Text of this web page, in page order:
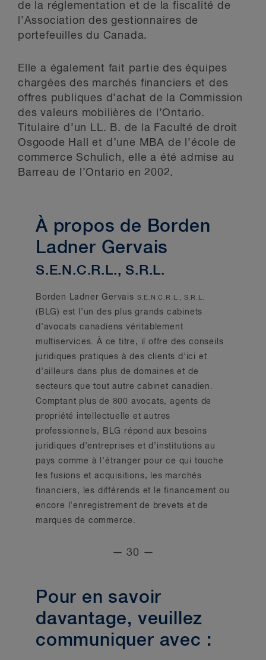
de la réglementation et de la fiscalité de
l’Association des gestionnaires de
portefeuilles du Canada.
Elle a également fait partie des équipes
chargées des marchés financiers et des
offres publiques d’achat de la Commission
des valeurs mobilières de l’Ontario.
Titulaire d’un LL. B. de la Faculté de droit
Osgoode Hall et d’une MBA de l’école de
commerce Schulich, elle a été admise au
Barreau de l’Ontario en 2002.
À propos de Borden
Ladner Gervais
S.E.N.C.R.L., S.R.L.
Borden Ladner Gervais S.E.N.C.R.L., S.R.L.
(BLG) est l’un des plus grands cabinets
d’avocats canadiens véritablement
multiservices. À ce titre, il offre des conseils
juridiques pratiques à des clients d’ici et
d’ailleurs dans plus de domaines et de
secteurs que tout autre cabinet canadien.
Comptant plus de 800 avocats, agents de
propriété intellectuelle et autres
professionnels, BLG répond aux besoins
juridiques d’entreprises et d’institutions au
pays comme à l’étranger pour ce qui touche
les fusions et acquisitions, les marchés
financiers, les différends et le financement ou
encore l’enregistrement de brevets et de
marques de commerce.
— 30 —
Pour en savoir
davantage, veuillez
communiquer avec :